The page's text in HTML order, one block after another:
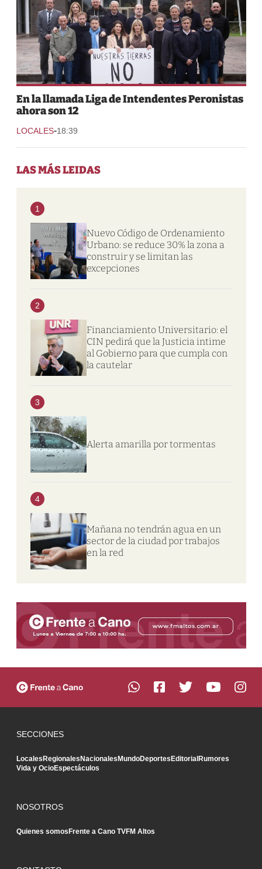
En la llamada Liga de Intendentes Peronistas
ahora son 12
LOCALES-18:39
LAS MÁS LEIDAS
1
Nuevo Código de Ordenamiento
Urbano: se reduce 30% la zona a
construir y se limitan las
excepciones
2
Financiamiento Universitario: el
CIN pedirá que la Justicia intime
al Gobierno para que cumpla con
la cautelar
3
Alerta amarilla por tormentas
4
Mañana no tendrán agua en un
sector de la ciudad por trabajos
en la red
SECCIONES
LocalesRegionalesNacionalesMundoDeportesEditorialRumores
Vida y OcioEspectáculos
NOSOTROS
Quienes somosFrente a Cano TVFM Altos